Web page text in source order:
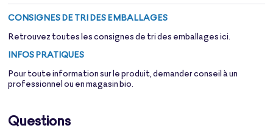
CONSIGNES DE TRI DES EMBALLAGES
Retrouvez toutes les consignes de tri des emballagesici
INFOS PRATIQUES
Pour toute information sur le produit, demander conseil à un
professionnel ou en magasin bio.
Questions